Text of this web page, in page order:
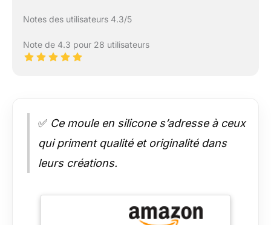
Notes des utilisateurs 4.3/5
Note de 4.3 pour 28 utilisateurs
✅ Ce moule en silicone s’adresse à ceux
qui priment qualité et originalité dans
leurs créations.